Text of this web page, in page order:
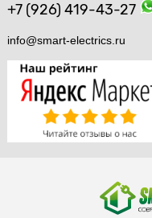
+7 (926) 419-43-27
info@smart-electrics.ru